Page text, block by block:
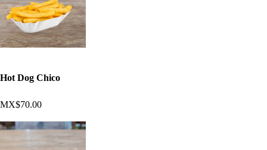
Hot Dog Chico
MX$70.00